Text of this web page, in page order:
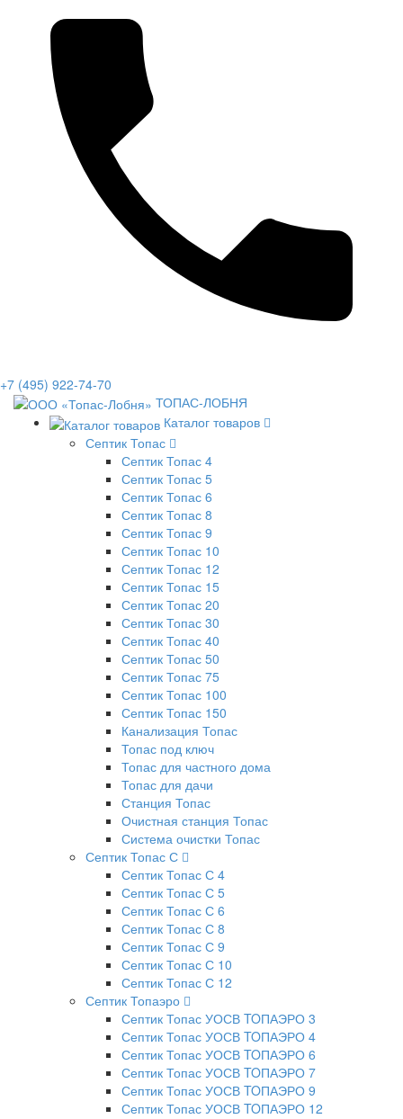
+7 (495) 922-74-70
ТОПАС-ЛОБНЯ
Каталог товаров
Септик Топас
Септик Топас 4
Септик Топас 5
Септик Топас 6
Септик Топас 8
Септик Топас 9
Септик Топас 10
Септик Топас 12
Септик Топас 15
Септик Топас 20
Септик Топас 30
Септик Топас 40
Септик Топас 50
Септик Топас 75
Септик Топас 100
Септик Топас 150
Канализация Топас
Топас под ключ
Топас для частного дома
Топас для дачи
Станция Топас
Очистная станция Топас
Система очистки Топас
Септик Топас С
Септик Топас С 4
Септик Топас С 5
Септик Топас С 6
Септик Топас С 8
Септик Топас С 9
Септик Топас С 10
Септик Топас С 12
Септик Топаэро
Септик Топас УОСВ TOПАЭРО 3
Септик Топас УОСВ TOПАЭРО 4
Септик Топас УОСВ TOПАЭРО 6
Септик Топас УОСВ TOПАЭРО 7
Септик Топас УОСВ TOПАЭРО 9
Септик Топас УОСВ TOПАЭРО 12